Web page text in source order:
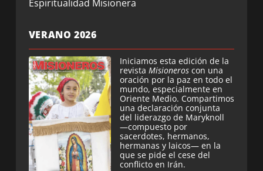
Espiritualidad Misionera
VERANO 2026
Iniciamos esta edición de la
revista Misioneros con una
oración por la paz en todo el
mundo, especialmente en
Oriente Medio. Compartimos
una declaración conjunta
del liderazgo de Maryknoll
—compuesto por
sacerdotes, hermanos,
hermanas y laicos— en la
que se pide el cese del
conflicto en Irán.